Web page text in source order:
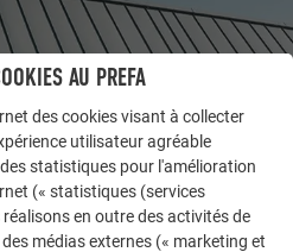
AU PREFA
des cookies visant à collecter
utilisateur agréable
statistiques pour l'amélioration
(« statistiques (services
en outre des activités de
médias externes (« marketing et